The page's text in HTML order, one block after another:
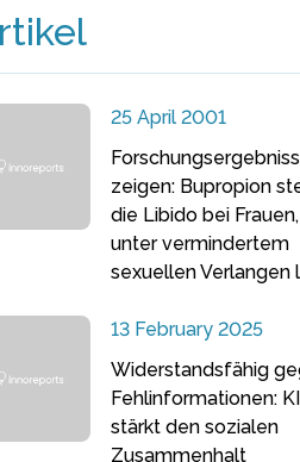
25 April 2001
zeigen: Bupropion
die Libido bei
unter vermindertem
sexuellen Verlangen
13 February 2025
Widerstandsfähig
Fehlinformationen: KI
stärkt den sozialen
Zusammenhalt